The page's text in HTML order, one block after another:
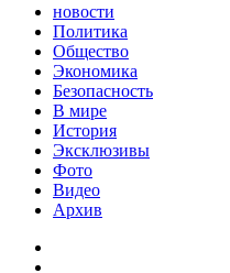
новости
Политика
Общество
Экономика
Безопасность
В мире
История
Эксклюзивы
Фото
Видео
Архив